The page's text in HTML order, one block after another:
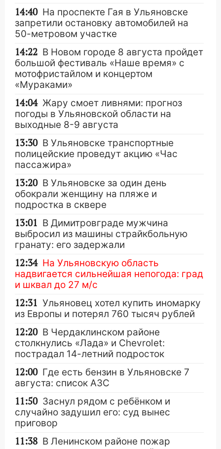
14:40 На проспекте Гая в Ульяновске
запретили остановку автомобилей на
50-метровом участке
14:22 В Новом городе 8 августа пройдет
большой фестиваль «Наше время» с
мотофристайлом и концертом
«Мураками»
14:04 Жару смоет ливнями: прогноз
погоды в Ульяновской области на
выходные 8-9 августа
13:30 В Ульяновске транспортные
полицейские проведут акцию «Час
пассажира»
13:20 В Ульяновске за один день
обокрали женщину на пляже и
подростка в сквере
13:01 В Димитровграде мужчина
выбросил из машины страйкбольную
гранату: его задержали
12:34 На Ульяновскую область
надвигается сильнейшая непогода: град
и шквал до 27 м/с
12:31 Ульяновец хотел купить иномарку
из Европы и потерял 760 тысяч рублей
12:20 В Чердаклинском районе
столкнулись «Лада» и Chevrolet:
пострадал 14-летний подросток
12:00 Где есть бензин в Ульяновске 7
августа: список АЗС
11:50 Заснул рядом с ребёнком и
случайно задушил его: суд вынес
приговор
11:38 В Ленинском районе пожар